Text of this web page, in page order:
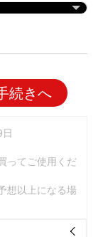
続きへ
ってご使用くだ
想以上になる場
